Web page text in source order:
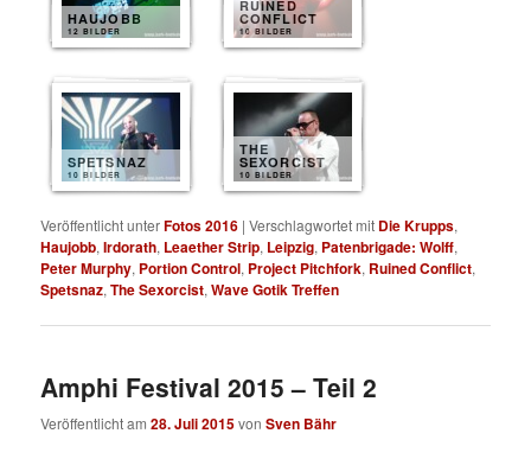
HAUJOBB
12 BILDER
RUINED
CONFLICT
10 BILDER
SPETSNAZ
10 BILDER
THE
SEXORCIST
10 BILDER
Veröffentlicht unterFotos 2016 |Verschlagwortet mit Die Krupps,
Haujobb,Irdorath, Leaether Strip, Leipzig, Patenbrigade: Wolff,
Peter Murphy, Portion Control, Project Pitchfork, Ruined Conflict,
Spetsnaz,The Sexorcist,Wave Gotik Treffen
Amphi Festival 2015 – Teil 2
Veröffentlicht am28. Juli 2015vonSven Bähr